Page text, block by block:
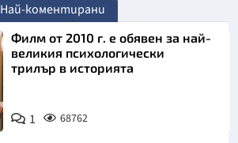
Най-коментирани
Филм от 2010 г. е обявен за най-
великия психологически
трилър в историята
1 68762